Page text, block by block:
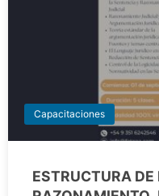
Capacitaciones
ESTRUCTURA